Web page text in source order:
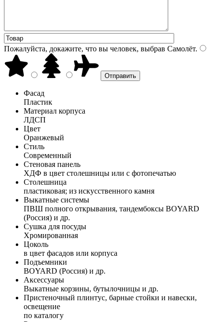
Пожалуйста, докажите, что вы человек, выбрав Самолёт.
Фасад
Пластик
Материал корпуса
ЛДСП
Цвет
Оранжевый
Стиль
Современный
Стеновая панель
ХДФ в цвет столешницы или с фотопечатью
Столешница
пластиковая; из искусственного камня
Выкатные системы
ПВШ полного открывания, тандембоксы BOYARD
(Россия) и др.
Сушка для посуды
Хромированная
Цоколь
в цвет фасадов или корпуса
Подъемники
BOYARD (Россия) и др.
Аксессуары
Выкатные корзины, бутылочницы и др.
Пристеночный плинтус, барные стойки и навески,
освещение
по каталогу